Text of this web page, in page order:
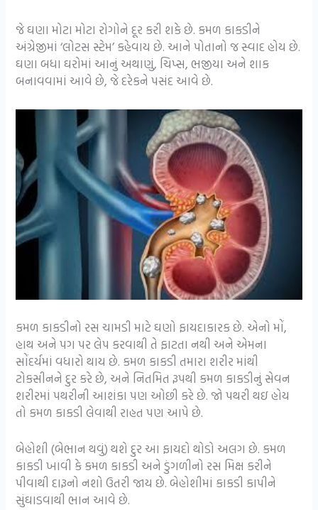
જે ઘણા મોટા મોટા રોગોને દૂર કરી શકે છે. કમળ કાકડીને
અંગ્રેજીમાં ‘લોટસ સ્ટેમ’ કહેવાય છે. આને પોતાનો જ સ્વાદ હોય છે.
ઘણા બધા ઘરોમાં આનું અથાણું, ચિપ્સ, ભજીયા અને શાક
બનાવવામાં આવે છે, જે દરેકને પસંદ આવે છે.
કમળ કાકડીનો રસ ચામડી માટે ઘણો ફાયદાકારક છે. એનો મોં,
હાથ અને પગ પર લેપ કરવાથી તે ફાટતા નથી અને એમના
સોંદર્યમાં વધારો થાય છે. કમળ કાકડી તમારા શરીર માંથી
ટોકસીનને દુર કરે છે, અને નિતમિત રૂપથી કમળ કાકડીનું સેવન
શરીરમાં પથરીની આશંકા પણ ઓછી કરે છે. જો પથરી થઇ હોય
તો કમળ કાકડી લેવાથી રાહત પણ આપે છે.
બેહોશી (બેભાન થવું) થશે દુર આ ફાયદો થોડો અલગ છે. કમળ
કાકડી ખાવી કે કમળ કાકડી અને ડુંગળીનો રસ મિક્ષ કરીને
પીવાથી દારૂનો નશો ઉતરી જાય છે. બેહોશીમાં કાકડી કાપીને
સુંઘાડવાથી ભાન આવે છે.